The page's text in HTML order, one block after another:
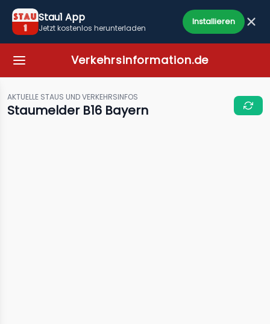
Stau1 App
Jetzt kostenlos herunterladen
Installieren
Verkehrsinformation.de
AKTUELLE STAUS UND VERKEHRSINFOS
Staumelder B16 Bayern